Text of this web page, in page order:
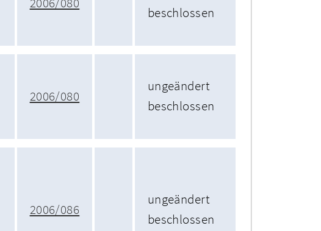
beschlossen
2006/080
ungeändert
beschlossen
2006/086
ungeändert
beschlossen